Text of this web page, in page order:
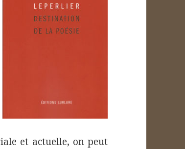
et actuelle, on peut